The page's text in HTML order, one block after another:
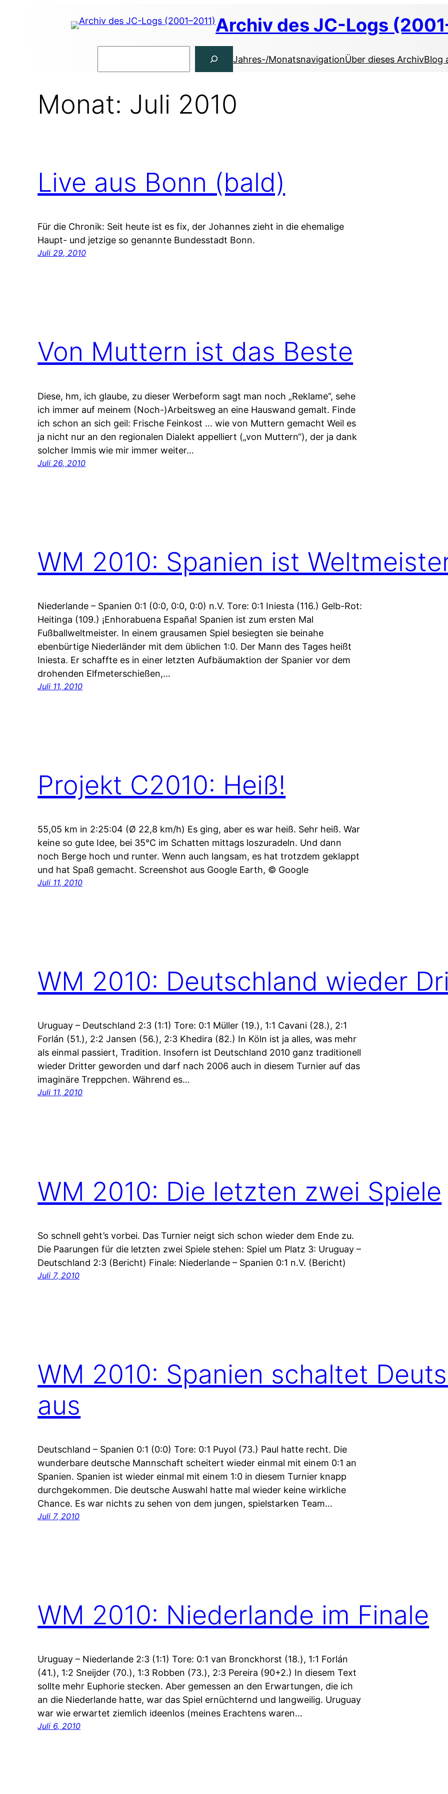
Archiv des JC-Logs
Jahres-/MonatsnavigationÜber dieses ArchivBlog
Monat: Juli 2010
Live aus Bonn (bald)
Für die Chronik: Seit heute ist es fix, der Johannes zieht in die ehemalige
Haupt- und jetzige so genannte Bundesstadt Bonn.
Juli 29, 2010
Von Muttern ist das Beste
Diese, hm, ich glaube, zu dieser Werbeform sagt man noch „Reklame“, sehe
ich immer auf meinem (Noch-)Arbeitsweg an eine Hauswand gemalt. Finde
ich schon an sich geil: Frische Feinkost … wie von Muttern gemacht Weil es
ja nicht nur an den regionalen Dialekt appelliert („von Muttern“), der ja dank
solcher Immis wie mir immer weiter…
Juli 26, 2010
WM 2010: Spanien ist
Niederlande – Spanien 0:1 (0:0, 0:0, 0:0) n.V. Tore: 0:1 Iniesta (116.) Gelb-Rot:
Heitinga (109.) ¡Enhorabuena España! Spanien ist zum ersten Mal
Fußballweltmeister. In einem grausamen Spiel besiegten sie beinahe
ebenbürtige Niederländer mit dem üblichen 1:0. Der Mann des Tages heißt
Iniesta. Er schaffte es in einer letzten Aufbäumaktion der Spanier vor dem
drohenden Elfmeterschießen,…
Juli 11, 2010
Projekt C2010: Heiß!
55,05 km in 2:25:04 (Ø 22,8 km/h) Es ging, aber es war heiß. Sehr heiß. War
keine so gute Idee, bei 35°C im Schatten mittags loszuradeln. Und dann
noch Berge hoch und runter. Wenn auch langsam, es hat trotzdem geklappt
und hat Spaß gemacht. Screenshot aus Google Earth, © Google
Juli 11, 2010
WM 2010: Deutschland wieder
Uruguay – Deutschland 2:3 (1:1) Tore: 0:1 Müller (19.), 1:1 Cavani (28.), 2:1
Forlán (51.), 2:2 Jansen (56.), 2:3 Khedira (82.) In Köln ist ja alles, was mehr
als einmal passiert, Tradition. Insofern ist Deutschland 2010 ganz traditionell
wieder Dritter geworden und darf nach 2006 auch in diesem Turnier auf das
imaginäre Treppchen. Während es…
Juli 11, 2010
WM 2010: Die letzten zwei Spiele
So schnell geht’s vorbei. Das Turnier neigt sich schon wieder dem Ende zu.
Die Paarungen für die letzten zwei Spiele stehen: Spiel um Platz 3: Uruguay –
Deutschland 2:3 (Bericht) Finale: Niederlande – Spanien 0:1 n.V. (Bericht)
Juli 7, 2010
WM 2010: Spanien schaltet
aus
Deutschland – Spanien 0:1 (0:0) Tore: 0:1 Puyol (73.) Paul hatte recht. Die
wunderbare deutsche Mannschaft scheitert wieder einmal mit einem 0:1 an
Spanien. Spanien ist wieder einmal mit einem 1:0 in diesem Turnier knapp
durchgekommen. Die deutsche Auswahl hatte mal wieder keine wirkliche
Chance. Es war nichts zu sehen von dem jungen, spielstarken Team…
Juli 7, 2010
WM 2010: Niederlande im Finale
Uruguay – Niederlande 2:3 (1:1) Tore: 0:1 van Bronckhorst (18.), 1:1 Forlán
(41.), 1:2 Sneijder (70.), 1:3 Robben (73.), 2:3 Pereira (90+2.) In diesem Text
sollte mehr Euphorie stecken. Aber gemessen an den Erwartungen, die ich
an die Niederlande hatte, war das Spiel ernüchternd und langweilig. Uruguay
war wie erwartet ziemlich ideenlos (meines Erachtens waren…
Juli 6, 2010